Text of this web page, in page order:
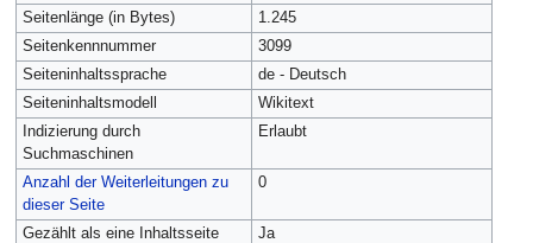
Seitenlänge (in Bytes)
1.245
Seitenkennnummer
3099
Seiteninhaltssprache
de - Deutsch
Seiteninhaltsmodell
Wikitext
Indizierung durch
Suchmaschinen
Erlaubt
Anzahl der Weiterleitungen zu
dieser Seite
0
Gezählt als eine Inhaltsseite
Ja